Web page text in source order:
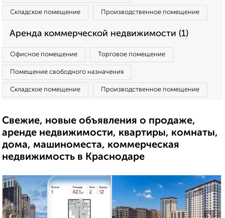
Складское помещение Производственное помещение
Аренда коммерческой недвижимости (1)
Офисное помещение Торговое помещение
Помещение свободного назначения
Складское помещение Производственное помещение
Свежие, новые объявления о продаже,
аренде недвижимости, квартиры, комнаты,
дома, машиноместа, коммерческая
недвижимость в Краснодаре